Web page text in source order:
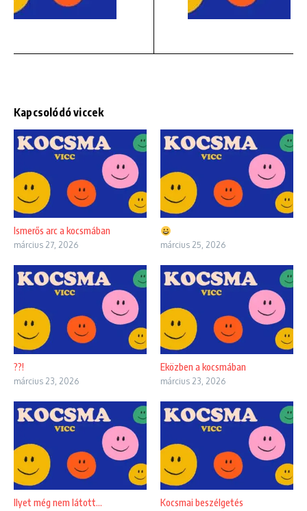
Kapcsolódó viccek
Ismerős arc a kocsmában
március 27, 2026 március 25, 2026
??!
március 23, 2026
Eközben a kocsmában
március 23, 2026
Ilyet még nem látott… Kocsmai beszélgetés